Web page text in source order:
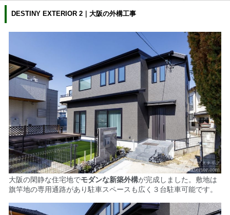
DESTINY EXTERIOR 2｜大阪の外構工事
大阪の閑静な住宅地でモダンな新築外構が完成しました。 敷地は
旗竿地の専用通路があり駐車スペースも広く３台駐車可能です。